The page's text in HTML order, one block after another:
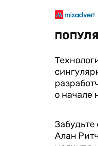
о начале
Алан